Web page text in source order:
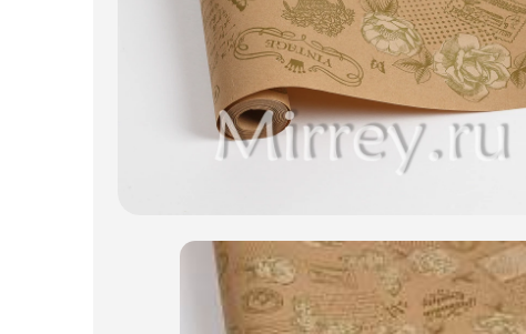
Пакеты для цветов и подарков
Изделия из металла
Искусственные цветы и растения
Декоративные вазы, кашпо